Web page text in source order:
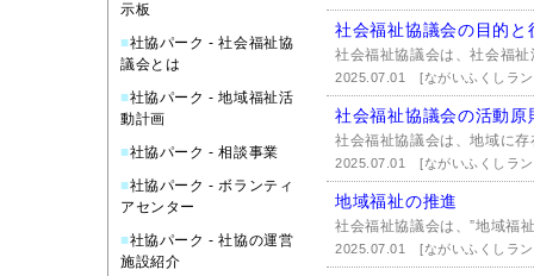
示板
■社協パーク - 社会福祉協
議会とは
■社協パーク - 地域福祉活
動計画
■社協パーク - 相談事業
■社協パーク - ボランティ
アセンター
■社協パーク - 社協の運営
施設紹介
社会福祉協議会の目的と
社会福祉協議会は、社会福
2025.07.01[ながいふくしラ
社会福祉協議会の活動原
社会福祉協議会は、地域に
2025.07.01[ながいふくしラ
地域福祉の推進
社会福祉協議会は、”地域福
2025.07.01[ながいふくしラ